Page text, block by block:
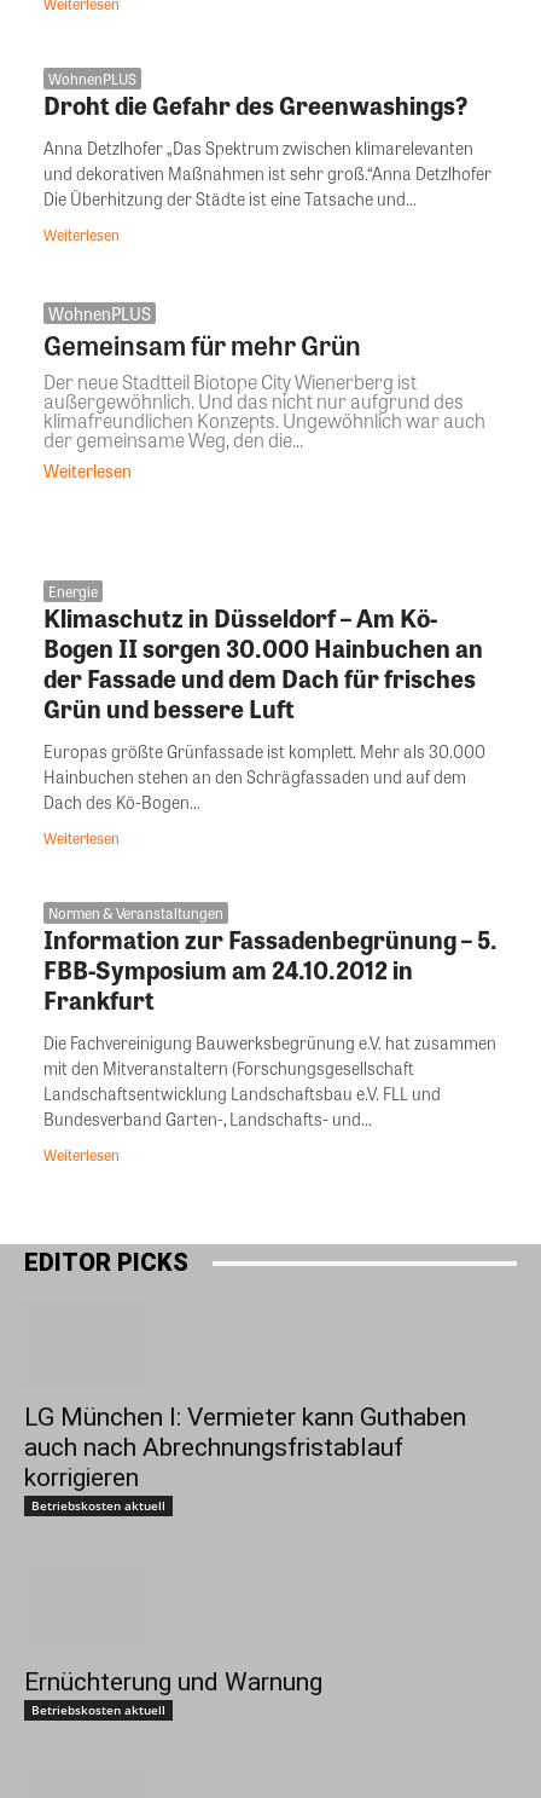
WohnenPLUS
Droht die Gefahr des Greenwashings?
Anna Detzlhofer „Das Spektrum zwischen klimarelevanten
und dekorativen Maßnahmen ist sehr groß.“Anna Detzlhofer
Die Überhitzung der Städte ist eine Tatsache und...
Weiterlesen
WohnenPLUS
Gemeinsam für mehr Grün
Der neue Stadtteil Biotope City Wienerberg ist
außergewöhnlich. Und das nicht nur aufgrund des
klimafreundlichen Konzepts. Ungewöhnlich war auch
der gemeinsame Weg, den die...
Weiterlesen
Energie
Klimaschutz in Düsseldorf – Am Kö-
Bogen II sorgen 30.000 Hainbuchen an
der Fassade und dem Dach für frisches
Grün und bessere Luft
Europas größte Grünfassade ist komplett. Mehr als 30.000
Hainbuchen stehen an den Schrägfassaden und auf dem
Dach des Kö-Bogen...
Weiterlesen
Normen & Veranstaltungen
Information zur Fassadenbegrünung – 5.
FBB-Symposium am 24.10.2012 in
Frankfurt
Die Fachvereinigung Bauwerksbegrünung e.V. hat zusammen
mit den Mitveranstaltern (Forschungsgesellschaft
Landschaftsentwicklung Landschaftsbau e.V. FLL und
Bundesverband Garten-, Landschafts- und...
Weiterlesen
EDITOR PICKS
LG München I: Vermieter kann Guthaben
auch nach Abrechnungsfristablauf
korrigieren
Betriebskosten aktuell
Ernüchterung und Warnung
Betriebskosten aktuell